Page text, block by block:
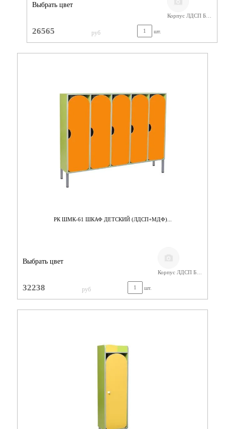
Выбрать цвет
Корпус ЛДСП Бук,Фасады МДФ
26565 руб шт.
РК ШМК-61 ШКАФ ДЕТСКИЙ (ЛДСП+МДФ)...
Выбрать цвет
Корпус ЛДСП Бук,Фасады МДФ
32238 руб шт.